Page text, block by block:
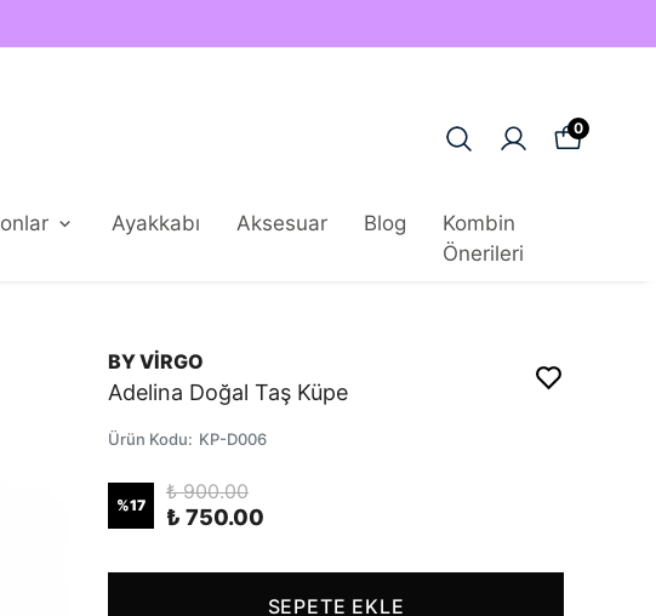
Ayakkabı Aksesuar Blog
Kombin
Önerileri
0
BY VİRGO
Adelina Doğal Taş Küpe
Ürün Kodu: KP-D006
%17
₺ 900.00
₺ 750.00
SEPETE EKLE